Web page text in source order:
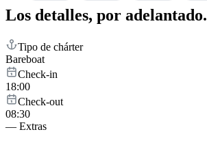
Los detalles, por adelantado.
Tipo de chárter
Bareboat
Check-in
18:00
Check-out
08:30
— Extras